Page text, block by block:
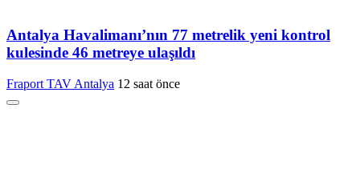
Antalya Havalimanı’nın 77 metrelik yeni kontrol
kulesinde 46 metreye ulaşıldı
Fraport TAV Antalya 12 saat önce